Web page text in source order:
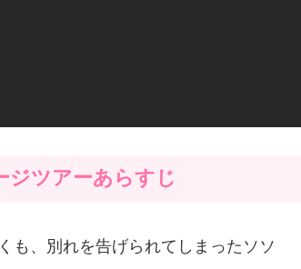
ジツアーあらすじ
も、別れを告げられてしまったソソ